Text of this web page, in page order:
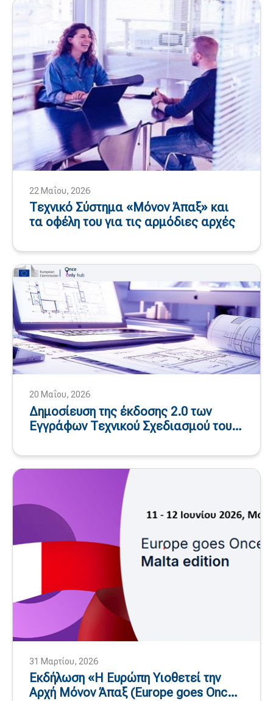
22 Μαΐου, 2026
Τεχνικό Σύστημα «Μόνον Άπαξ» και
τα οφέλη του για τις αρμόδιες αρχές
20 Μαΐου, 2026
Δημοσίευση της έκδοσης 2.0 των
Εγγράφων Τεχνικού Σχεδιασμού του
31 Μαρτίου, 2026
Εκδήλωση «Η Ευρώπη Υιοθετεί την
Αρχή Μόνον Άπαξ (Europe goes Once